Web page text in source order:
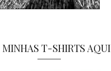
MINHAS T-SHIRTS AQUI